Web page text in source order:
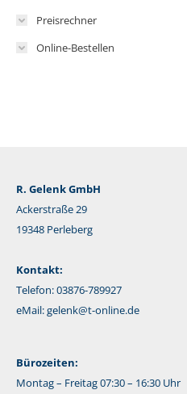
Preisrechner
Online-Bestellen
R. Gelenk GmbH
Ackerstraße 29
19348 Perleberg
Kontakt:
Telefon: 03876-789927
eMail:gelenk@t-online.de
Bürozeiten:
Montag – Freitag 07:30 – 16:30 Uhr